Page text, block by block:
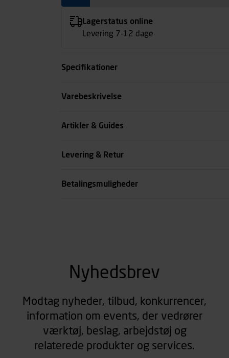
Lagerstatus online
Levering 7-12 dage
Specifikationer
Størrelse
Varebeskrivelse
Artikler & Guides
Levering & Retur
Betalingsmuligheder
Nyhedsbrev
Modtag nyheder, tilbud, konkurrencer,
information om events, der vedrører
værktøj, beslag, arbejdstøj og
relaterede produkter og services.